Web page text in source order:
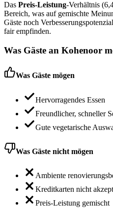
Das Preis-Leistung-Verhältnis
Bereich, was auf gemischte
Gäste noch
fair empfinden.
Was Gäste an Kohenoor
Was Gäste mögen
Hervorragendes Essen
Freundlicher, schneller
Gute vegetarische
Was Gäste nicht mögen
Ambiente
Kreditkarten nicht
Preis-Leistung gemischt